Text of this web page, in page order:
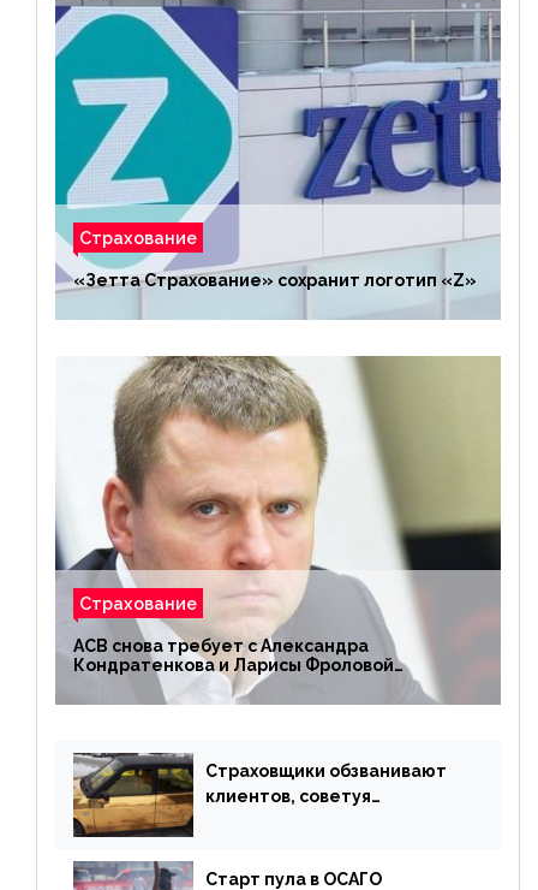
Страхование
«Зетта Страхование» сохранит логотип «Z»
Страхование
АСВ снова требует с Александра
Кондратенкова и Ларисы Фроловой
возмещения убытков на 1,5 млрд р.
Страховщики обзванивают
клиентов, советуя
Старт пула в ОСАГО